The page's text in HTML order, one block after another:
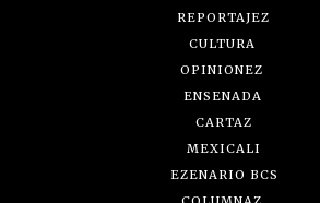
REPORTAJEZ
CULTURA
OPINIONEZ
ENSENADA
CARTAZ
MEXICALI
EZENARIO BCS